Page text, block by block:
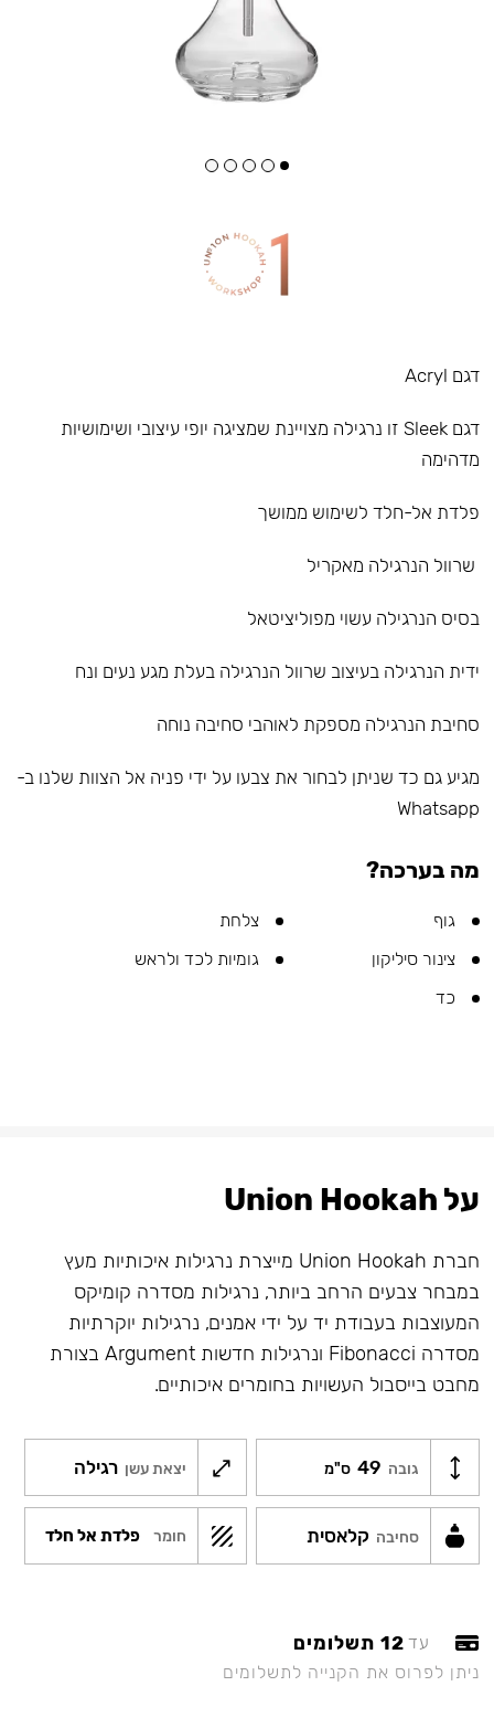
דגם Acryl
דגם Sleek זו נרגילה מצויינת שמציגה יופי עיצובי ושימושיות
מדהימה
פלדת אל-חלד לשימוש ממושך
שרוול הנרגילה מאקריל
בסיס הנרגילה עשוי מפוליציטאל
ידית הנרגילה בעיצוב שרוול הנרגילה בעלת מגע נעים ונח
סחיבת הנרגילה מספקת לאוהבי סחיבה נוחה
מגיע גם כד שניתן לבחור את צבעו על ידי פניה אל הצוות שלנו ב-
Whatsapp
מה בערכה?
גוף
צלחת
צינור סיליקון
גומיות לכד ולראש
כד
על Union Hookah
חברת Union Hookah מייצרת נרגילות איכותיות מעץ
במבחר צבעים הרחב ביותר, נרגילות מסדרה קומיקס
המעוצבות בעבודת יד על ידי אמנים, נרגילות יוקרתיות
מסדרה Fibonacci ונרגילות חדשות Argument בצורת
מחבט בייסבול העשויות בחומרים איכותיים.
גובה 49 ס"מ יצאת עשן רגילה
סחיבה קלאסית חומר פלדת אל חלד
עד 12 תשלומים
ניתן לפרוס את הקנייה לתשלומים